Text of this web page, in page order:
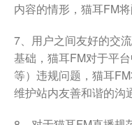
内容的情形，猫耳FM将
7、用户之间友好的交
基础，猫耳FM对于平
等）违规问题，猫耳
维护站内友善和谐的沟